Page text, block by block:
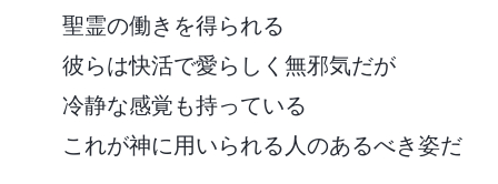
聖霊の働きを得られる
彼らは快活で愛らしく無邪気だが
冷静な感覚も持っている
これが神に用いられる人のあるべき姿だ